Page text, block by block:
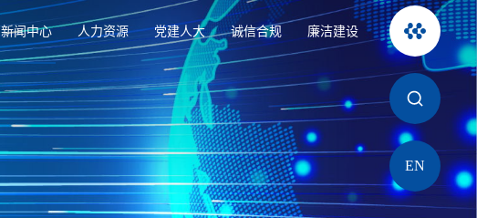
新闻中心 人力资源 党建人大 诚信合规 廉洁建设
EN